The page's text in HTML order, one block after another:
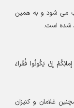
مى‏ شود و به همين
شده است.
إِنْ يَكُونُوا فُقَراءَ
غلامان و كنيزان